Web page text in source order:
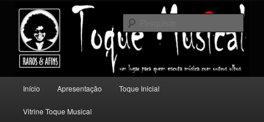
conteúdo
principalToque Musical
Um lugar para quem escuta música com outros olhos.
principal
Início Apresentação Toque Inicial
Vitrine Toque Musical